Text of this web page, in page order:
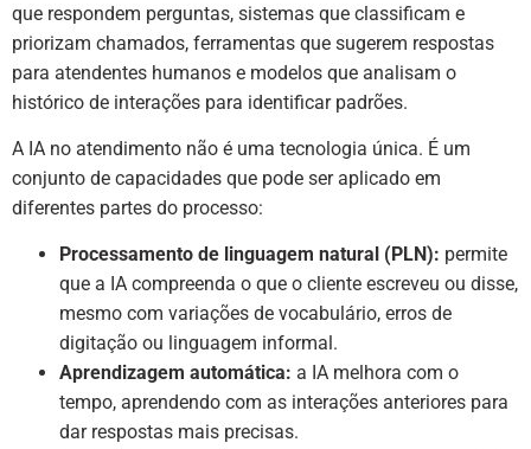
que respondem perguntas, sistemas que classificam e
priorizam chamados, ferramentas que sugerem respostas
para atendentes humanos e modelos que analisam o
histórico de interações para identificar padrões.
A IA no atendimento não é uma tecnologia única. É um
conjunto de capacidades que pode ser aplicado em
diferentes partes do processo:
Processamento de linguagem natural (PLN): permite
que a IA compreenda o que o cliente escreveu ou disse,
mesmo com variações de vocabulário, erros de
digitação ou linguagem informal.
Aprendizagem automática: a IA melhora com o
tempo, aprendendo com as interações anteriores para
dar respostas mais precisas.